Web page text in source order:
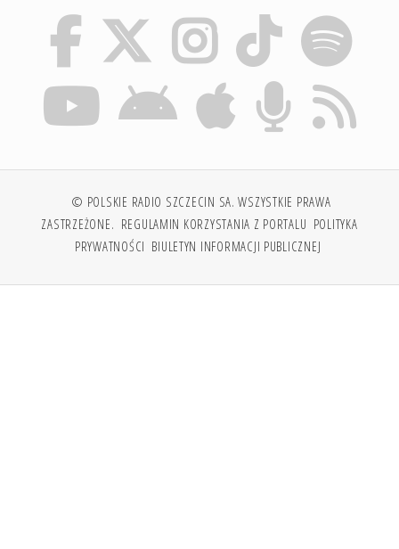
© POLSKIE RADIO SZCZECIN SA. WSZYSTKIE PRAWA
ZASTRZEŻONE. REGULAMIN KORZYSTANIA Z PORTALU POLITYKA
PRYWATNOŚCI BIULETYN INFORMACJI PUBLICZNEJ